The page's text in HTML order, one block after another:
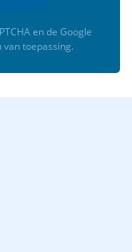
en de Google
van toepassing.